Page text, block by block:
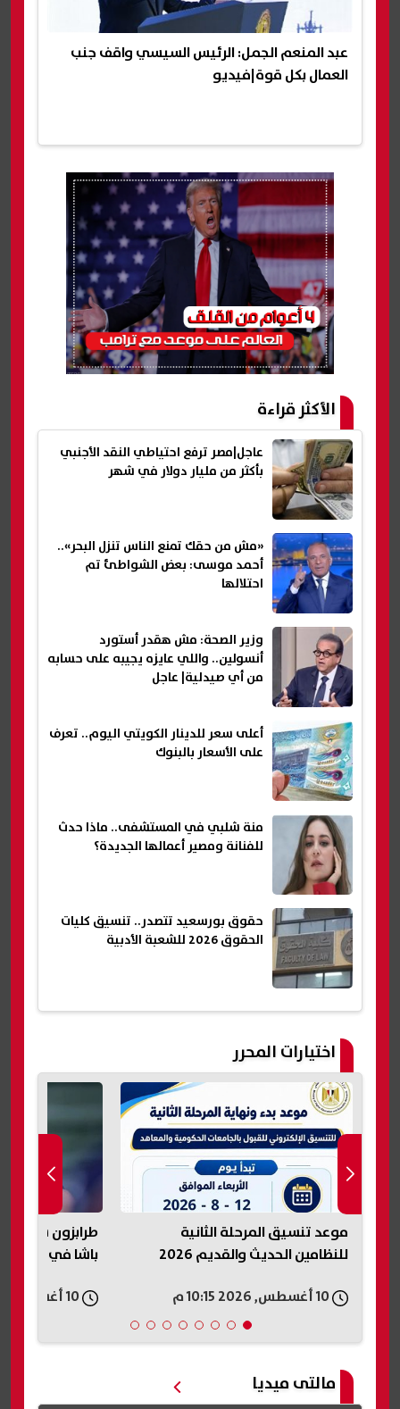
عبد المنعم الجمل: الرئيس السيسي واقف جنب
العمال بكل قوة|فيديو
الأكثر قراءة
عاجل|مصر ترفع احتياطي النقد الأجنبي
بأكثر من مليار دولار في شهر
«مش من حقك تمنع الناس تنزل البحر»..
أحمد موسى: بعض الشواطئ تم
احتلالها
وزير الصحة: مش هقدر أستورد
أنسولين.. واللي عايزه يجيبه على حسابه
من أي صيدلية| عاجل
أعلى سعر للدينار الكويتي اليوم.. تعرف
على الأسعار بالبنوك
منة شلبي في المستشفى.. ماذا حدث
للفنانة ومصير أعمالها الجديدة؟
حقوق بورسعيد تتصدر.. تنسيق كليات
الحقوق 2026 للشعبة الأدبية
اختيارات المحرر
طرابزون سبور يستعد لمواجهة قاسم
باشا في افتتاح الدوري التركي
10 أغسطس, 2026 10:06 م
مالتى ميديا